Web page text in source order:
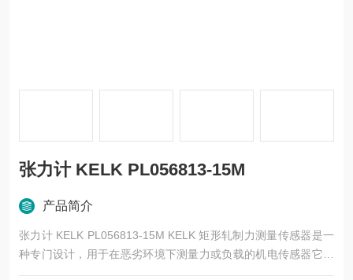
张力计 KELK PL056813-15M
产品简介
张力计 KELK PL056813-15M KELK 矩形轧制力测量传感器是一
种专门设计，用于在恶劣环境下测量力或负载的机电传感器它们
在金属轧机行业中的长期使用证明了它们在恶劣的操作条件和高